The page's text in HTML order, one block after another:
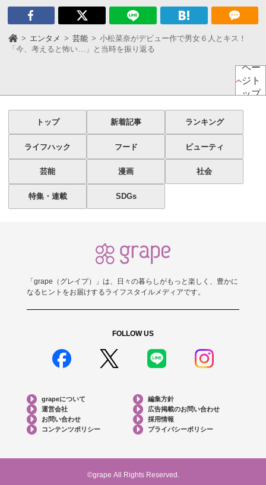
エンタメ 芸能
小松菜奈がデビュー作で男女６人とキス！
「今、考えると怖い…」と当時を振り返る
ペー
ジト
ップ
トップ 新着記事 ランキング
ライフハック フード ビューティ
芸能 漫画 社会
特集・連載 SDGs
「grape（グレイプ）」は、日々の暮らしがもっと楽しく、豊かに
なるヒントをお届けするライフスタイルメディアです。
FOLLOW US
grapeについて
編集方針
運営会社
広告掲載のお問い合わせ
お問い合わせ
採用情報
コンテンツポリシー
プライバシーポリシー
©grape All Rights Reserved.